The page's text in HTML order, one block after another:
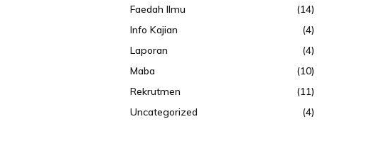
Faedah Ilmu
(14)
Info Kajian
(4)
Laporan
(4)
Maba
(10)
Rekrutmen
(11)
Uncategorized
(4)